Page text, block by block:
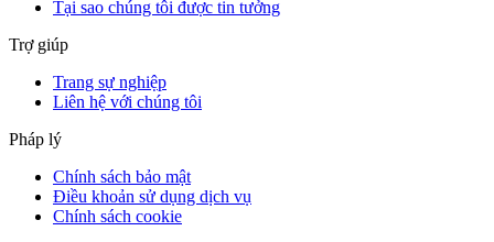
Tại sao chúng tôi được tin tưởng
Trợ giúp
Trang sự nghiệp
Liên hệ với chúng tôi
Pháp lý
Chính sách bảo mật
Điều khoản sử dụng dịch vụ
Chính sách cookie